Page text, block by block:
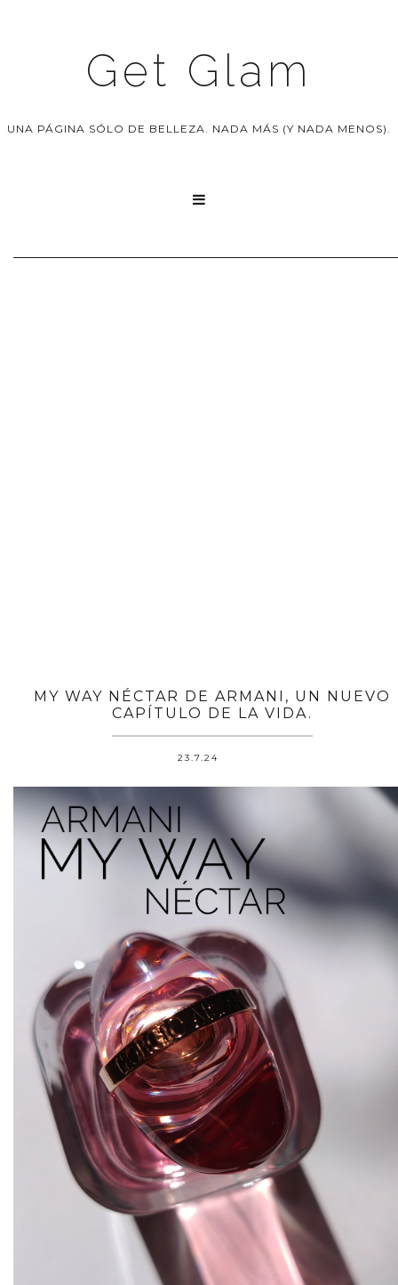
Get Glam
UNA PÁGINA SÓLO DE BELLEZA. NADA MÁS (Y NADA MENOS).

MY WAY NÉCTAR DE ARMANI, UN NUEVO
CAPÍTULO DE LA VIDA.
23.7.24